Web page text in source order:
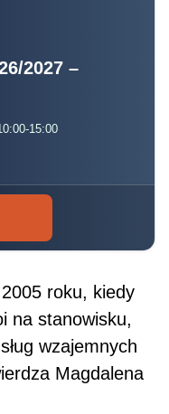
2027 –
15:00
roku, kiedy
na stanowisku,
wzajemnych
Magdalena